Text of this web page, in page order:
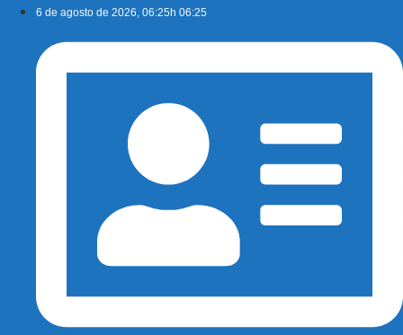
conteúdo
6 de agosto de 2026, 06:25h 06:25